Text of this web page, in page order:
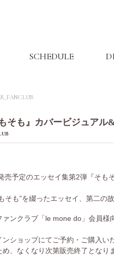
SCHEDULE
そも』カバービジュアル
売予定のエッセイ集第2弾『そも
そも”を綴ったエッセイ、第二
ァンクラブ「le mone do」会員
ショップにてご予約・ご購入い
、なくなり次第販売終了となり